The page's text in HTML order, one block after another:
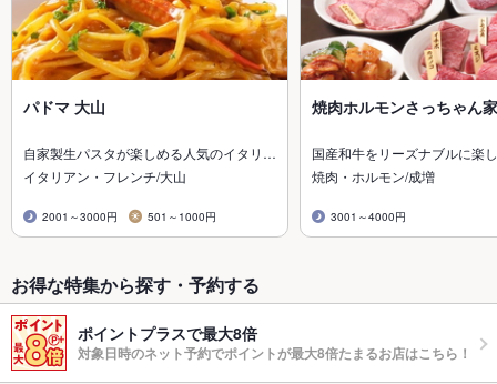
パドマ 大山
自家製生パスタが楽しめる人気のイタリ…
イタリアン・フレンチ/大山
2001～3000円 501～1000円
焼肉ホルモンさっちゃん家
国産和牛をリーズナブルに楽
焼肉・ホルモン/成増
3001～4000円
お得な特集から探す・予約する
ポイントプラスで最大8倍
対象日時のネット予約でポイントが最大8倍たまるお店はこちら！